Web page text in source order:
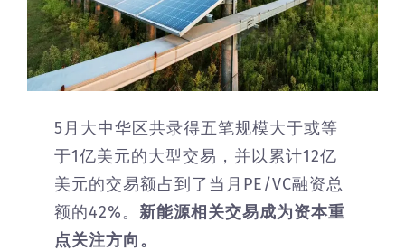
5月大中华区共录得五笔规模大于或等
于1亿美元的大型交易，并以累计12亿
美元的交易额占到了当月PE/VC融资总
额的42%。 新能源相关交易成为资本重
点关注方向。